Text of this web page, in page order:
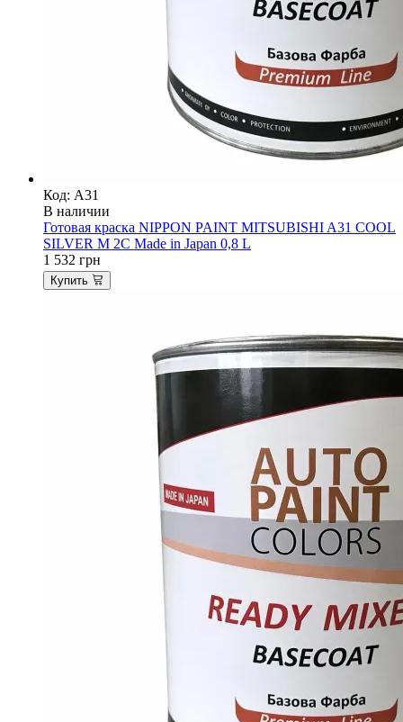
Код: A31
В наличии
Готовая краска NIPPON PAINT MITSUBISHI A31 COOL
SILVER M 2C Made in Japan 0,8 L
1 532 грн
Купить